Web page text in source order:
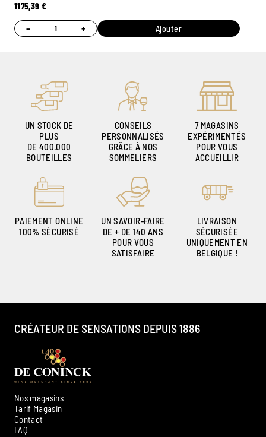
1175,39 €
− + Ajouter
UN STOCK DE
PLUS
DE 400.000
BOUTEILLES
CONSEILS
PERSONNALISÉS
GRÂCE À NOS
SOMMELIERS
7 MAGASINS
EXPÉRIMENTÉS
POUR VOUS
ACCUEILLIR
PAIEMENT ONLINE
100% SÉCURISÉ
UN SAVOIR-FAIRE
DE + DE 140 ANS
POUR VOUS
SATISFAIRE
LIVRAISON
SÉCURISÉE
UNIQUEMENT EN
BELGIQUE !
Nos magasins
Tarif Magasin
Contact
FAQ
CRÉATEUR DE SENSATIONS DEPUIS 1886